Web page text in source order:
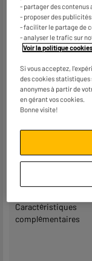
Type de caméra
Motorisée
Alimentation
Définition de l'écran
Vision nocturne
Détection de
Angle de vision
Caractéristiques
complémentaires
- partager des contenus
- proposer des
- faciliter le partage de
- analyser le trafic sur
Voir la politique
Si vous acceptez,
des cookies statistiques
anonymes à partir de
en gérant vos cookies.
Bonne visite!